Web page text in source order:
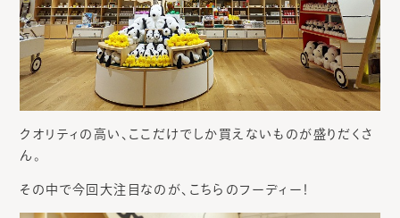
クオリティの高い、ここだけでしか買えないものが盛りだくさ
ん。
その中で今回大注目なのが、こちらのフーディー！